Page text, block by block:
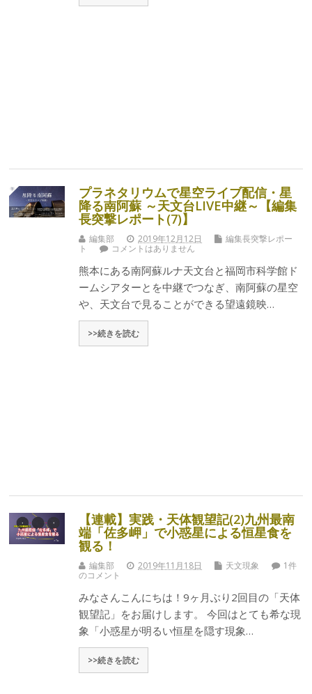
プラネタリウムで星空ライブ配信・星
降る南阿蘇 ～天文台LIVE中継～【編集
長突撃レポート(7)】
編集部 2019年12月12日
編集長突撃レポー
ト
コメントはありません
熊本にある南阿蘇ルナ天文台と福岡市科学館ド
ームシアターとを中継でつなぎ、南阿蘇の星空
や、天文台で見ることができる望遠鏡映…
>>続きを読む
【連載】実践・天体観望記(2)九州最南
端「佐多岬」で小惑星による恒星食を
観る！
編集部 2019年11月18日 天文現象
1件
のコメント
みなさんこんにちは！9ヶ月ぶり2回目の「天体
観望記」をお届けします。 今回はとても希な現
象「小惑星が明るい恒星を隠す現象…
>>続きを読む